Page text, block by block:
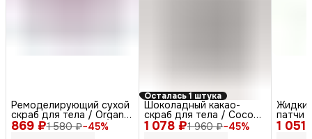
869 ₽1 580 ₽−45%
Ремоделирующий сухой
скраб для тела / Organic
Almond Smooth
Осталась 1 штука
1 078 ₽1 960 ₽−45%
Шоколадный какао-
скраб для тела / Cocoa
Chocolate Scrub, 300 мл 1 051
патчи
Patch,